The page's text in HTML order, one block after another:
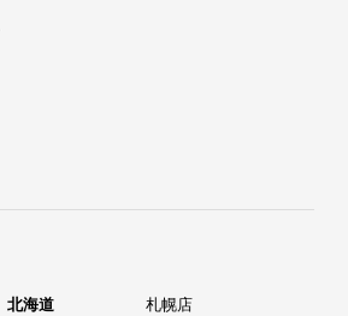
北海道
札幌店